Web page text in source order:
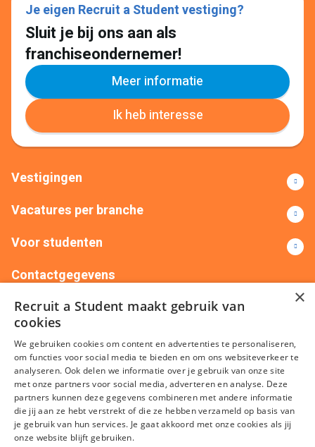
Je eigen Recruit a Student vestiging?
Sluit je bij ons aan als
franchiseondernemer!
Meer informatie
Ik heb interesse
Vestigingen
Vacatures per branche
Voor studenten
Contactgegevens
+31(0)88 522 00 76
info@recruitastudent.nl
Alle vestigingen
×
Recruit a Student maakt gebruik van
cookies
We gebruiken cookies om content en advertenties te personaliseren,
om functies voor social media te bieden en om ons websiteverkeer te
analyseren. Ook delen we informatie over je gebruik van onze site
met onze partners voor social media, adverteren en analyse. Deze
partners kunnen deze gegevens combineren met andere informatie
die jij aan ze hebt verstrekt of die ze hebben verzameld op basis van
je gebruik van hun services. Je gaat akkoord met onze cookies als jij
onze website blijft gebruiken.